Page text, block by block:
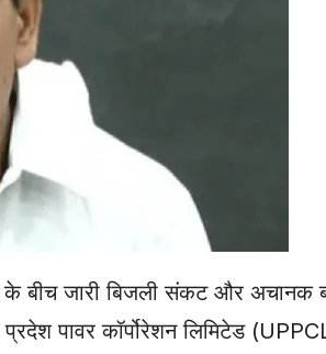
के बीच जारी बिजली संकट और अचानक
पावर कॉर्पोरेशन लिमिटेड